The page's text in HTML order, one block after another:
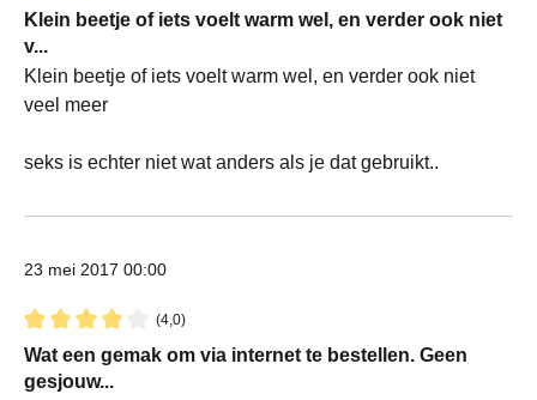
Recensie met een waardering van 4 van de 5 sterren
Klein beetje of iets voelt warm wel, en verder ook niet
v...
Klein beetje of iets voelt warm wel, en verder ook niet
veel meer
seks is echter niet wat anders als je dat gebruikt..
23 mei 2017 00:00
(4,0)
Recensie met een waardering van 4 van de 5 sterren
Wat een gemak om via internet te bestellen. Geen
gesjouw...